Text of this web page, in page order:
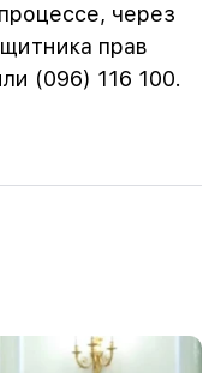
через
прав
(096) 116 100.